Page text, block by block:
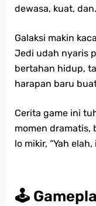
dewasa, kuat,
Galaksi makin
Jedi udah nyaris
bertahan hidup,
harapan baru
Cerita game ini
momen dramatis,
lo mikir, “Yah
🕹️